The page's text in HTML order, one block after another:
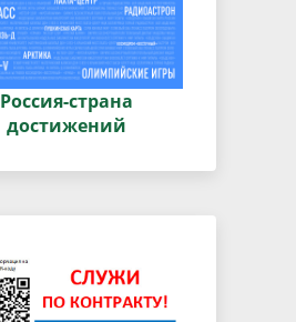
Россия-страна
достижений